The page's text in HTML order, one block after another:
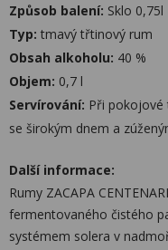
Způsob balení: Sklo 0,75l
Typ: tmavý třtinový rum
Obsah alkoholu: 40 %
Objem: 0,7 l
Servírování: Při pokojové
se širokým dnem a
Další informace:
Rumy ZACAPA
fermentovaného čistého
systémem solera v